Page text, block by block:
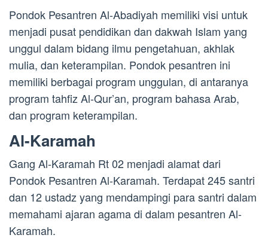
Pondok Pesantren Al-Abadiyah memiliki visi untuk
menjadi pusat pendidikan dan dakwah Islam yang
unggul dalam bidang ilmu pengetahuan, akhlak
mulia, dan keterampilan. Pondok pesantren ini
memiliki berbagai program unggulan, di antaranya
program tahfiz Al-Qur’an, program bahasa Arab,
dan program keterampilan.
Al-Karamah
Gang Al-Karamah Rt 02 menjadi alamat dari
Pondok Pesantren Al-Karamah. Terdapat 245 santri
dan 12 ustadz yang mendampingi para santri dalam
memahami ajaran agama di dalam pesantren Al-
Karamah.